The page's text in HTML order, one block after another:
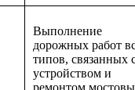
Выполнение
дорожных работ
типов, связанных
устройством и
ремонтом